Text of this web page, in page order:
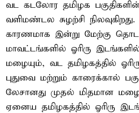
வட கடலோர தமிழக
வளிமண்டல சுழற்சி
காரணமாக இன்று மேற்கு
மாவட்டங்களில் ஓரிரு
மழையும், வட தமிழகத்தில்
புதுவை மற்றும் காரைக்கால்
லேசானது முதல் மிதமான
ஏனைய தமிழகத்தில் ஓரிரு